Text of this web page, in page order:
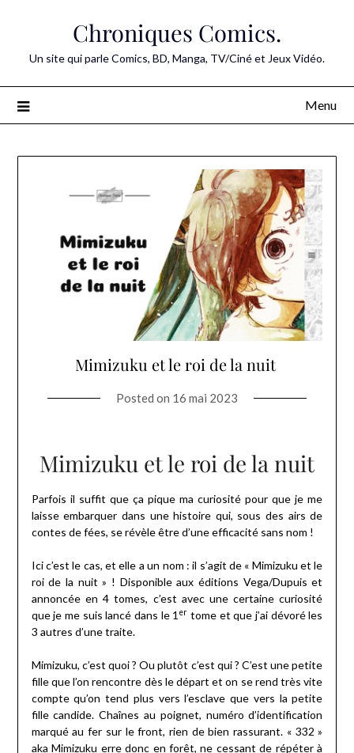
Chroniques Comics.
Un site qui parle Comics, BD, Manga, TV/Ciné et Jeux Vidéo.
Menu
Mimizuku et le roi de la nuit
Posted on 16 mai 2023
Mimizuku et le roi de la nuit
Parfois il suffit que ça pique ma curiosité pour que je me
laisse embarquer dans une histoire qui, sous des airs de
contes de fées, se révèle être d’une efficacité sans nom !
Ici c’est le cas, et elle a un nom : il s’agit de « Mimizuku et le
roi de la nuit » ! Disponible aux éditions Vega/Dupuis et
annoncée en 4 tomes, c’est avec une certaine curiosité
que je me suis lancé dans le 1 er tome et que j’ai dévoré les
3 autres d’une traite.
Mimizuku, c’est quoi ? Ou plutôt c’est qui ? C’est une petite
fille que l’on rencontre dès le départ et on se rend très vite
compte qu’on tend plus vers l’esclave que vers la petite
fille candide. Chaînes au poignet, numéro d’identification
marqué au fer sur le front, rien de bien rassurant. « 332 »
aka Mimizuku erre donc en forêt, ne cessant de répéter à